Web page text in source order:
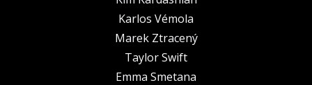
Karlos Vémola
Marek Ztracený
Taylor Swift
Emma Smetana